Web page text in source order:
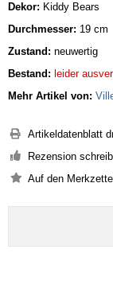
Dekor: Kiddy Bears
Durchmesser: 19 cm
Zustand: neuwertig
Bestand: leider
Mehr Artikel von:
Artikeldatenblatt
Rezension